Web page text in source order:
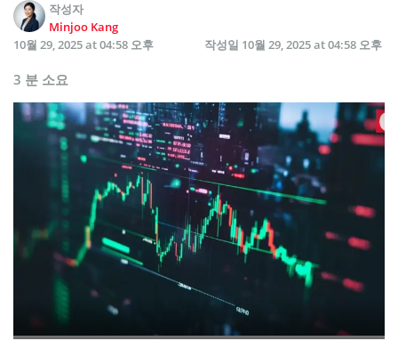
작성자
Minjoo Kang
10월 29, 2025 at 04:58 오후
작성일 10월 29, 2025 at 04:58 오후
3 분 소요